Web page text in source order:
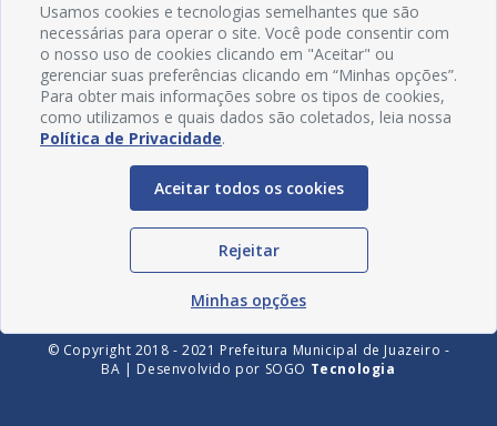
Redes Sociais
© Copyright 2018 - 2021 Prefeitura Municipal de Juazeiro -
BA | Desenvolvido por SOGO Tecnologia
Usamos cookies e tecnologias semelhantes que são
necessárias para operar o site. Você pode consentir com
o nosso uso de cookies clicando em "Aceitar" ou
gerenciar suas preferências clicando em “Minhas opções”.
Para obter mais informações sobre os tipos de cookies,
como utilizamos e quais dados são coletados, leia nossa
Política de Privacidade.
Aceitar todos os cookies
Rejeitar
Minhas opções